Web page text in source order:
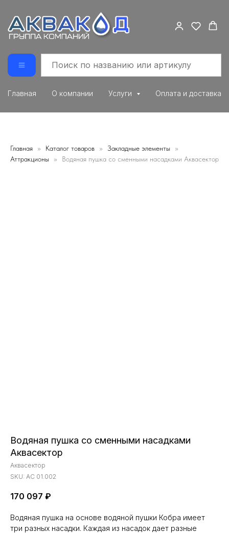
Главная О компании Услуги Оплата и доставка
Главная Каталог товаров
Закладные элементы
Аттракционы
Водяная пушка со сменными насадками Аквасектор
Водяная пушка со сменными насадками
Аквасектор
Аквасектор
SKU: АС 01.002
170 097 ₽
Водяная пушка на основе водяной пушки Кобра имеет
три разных насадки. Каждая из насадок дает разные